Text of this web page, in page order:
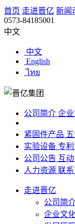
首页 走进晋亿 新闻
0573-84185001
中文
中文
English
ไทย
公司简介 企
紧固件产品
实验设备 专
公司公告 互
人力资源 联
走进晋亿
公司简
企业文